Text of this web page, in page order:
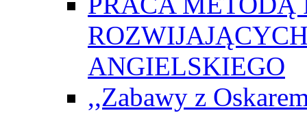
ANGIELSKIEGO
,,Zabawy z